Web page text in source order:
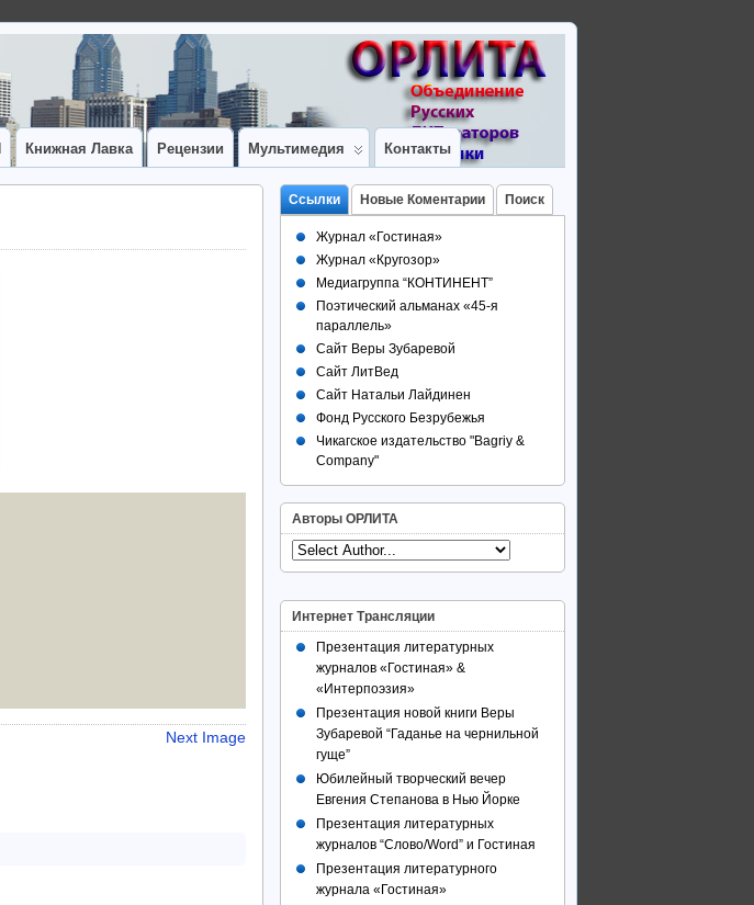
Книжная Лавка Рецензии Мультимедия Контакты
Next Image
Ссылки Новые Коментарии Поиск
Журнал «Гостиная»
Журнал «Кругозор»
Медиагруппа “КОНТИНЕНТ”
Поэтический альманах «45-я
параллель»
Сайт Веры Зубаревой
Сайт ЛитВед
Сайт Натальи Лайдинен
Фонд Русского Безрубежья
Чикагское издательство "Bagriy &
Company"
Авторы ОРЛИТА
Интернет Трансляции
Презентация литературных
журналов «Гостиная» &
«Интерпоэзия»
Презентация новой книги Веры
Зубаревой “Гаданье на чернильной
гуще”
Юбилейный творческий вечер
Евгения Степанова в Нью Йорке
Презентация литературных
журналов “Слово/Word” и Гостиная
Презентация литературного
журнала «Гостиная»